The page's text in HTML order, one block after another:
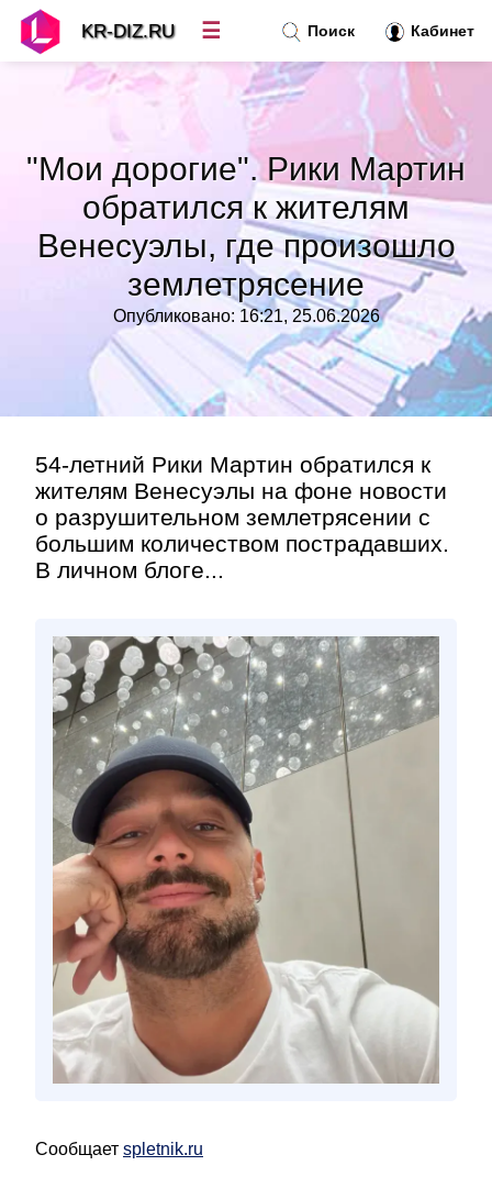
"Мои дорогие". Рики Мартин
обратился к жителям
Венесуэлы, где произошло
землетрясение
Опубликовано: 16:21, 25.06.2026
54-летний Рики Мартин обратился к
жителям Венесуэлы на фоне новости
о разрушительном землетрясении с
большим количеством пострадавших.
В личном блоге...
Сообщает spletnik.ru
Поиск Кабинет
KR-DIZ.RU ☰
Топ новостей »
Рубрики»
»
Контакт